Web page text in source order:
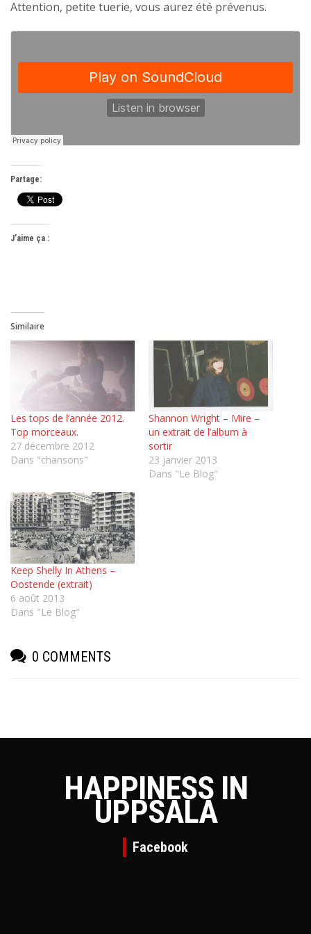
Attention, petite tuerie, vous aurez été prévenus.
Partage:
J’aime ça :
Similaire
Les tops de l’année 2012.
Top morceaux.
27 décembre 2012
Dans "chansons"
Shannon Wright – Mire –
un extrait de l’album à
sortir
23 janvier 2013
Dans "Le Blog"
Keep Shelly In Athens –
Oostende (extrait)
6 août 2013
Dans "Le Blog"
0 COMMENTS
HAPPINESS IN
UPPSALA
Facebook